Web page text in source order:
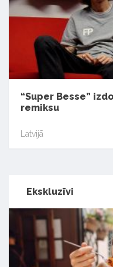
“Super Besse”
remiksu
Latvijā
Ekskluzīvi